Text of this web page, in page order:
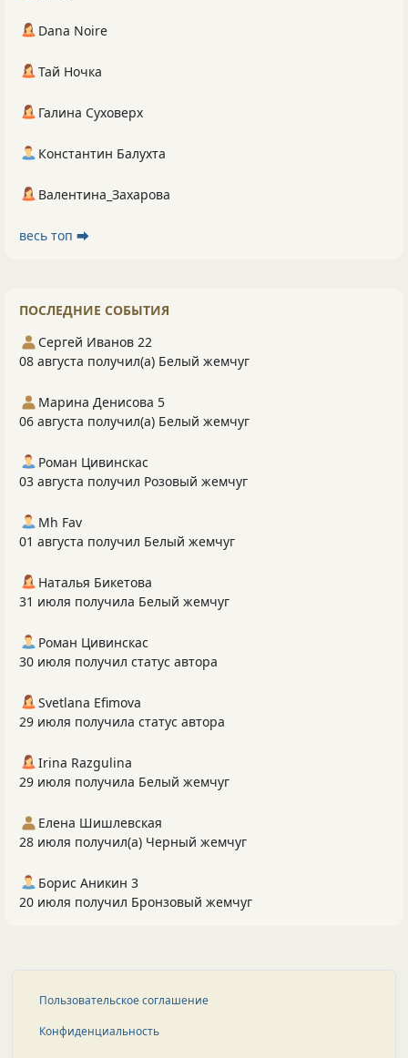
Dana Noire
Тай Ночка
Галина Суховерх
Константин Балухта
Валентина_Захарова
весь топ ⮕
ПОСЛЕДНИЕ СОБЫТИЯ
Сергей Иванов 22
08 августа получил(а) Белый жемчуг
Марина Денисова 5
06 августа получил(а) Белый жемчуг
Роман Цивинскас
03 августа получил Розовый жемчуг
Mh Fav
01 августа получил Белый жемчуг
Наталья Бикетова
31 июля получила Белый жемчуг
Роман Цивинскас
30 июля получил статус автора
Svetlana Efimova
29 июля получила статус автора
Irina Razgulina
29 июля получила Белый жемчуг
Елена Шишлевская
28 июля получил(а) Черный жемчуг
Борис Аникин 3
20 июля получил Бронзовый жемчуг
Пользовательское соглашение
Конфиденциальность